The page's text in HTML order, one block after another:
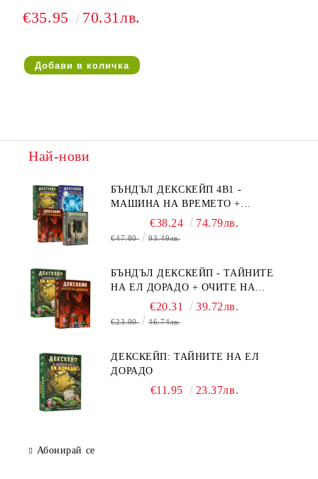
€35.95 70.31лв.
Най-нови
БЪНДЪЛ ДЕКСКЕЙП 4В1 -
МАШИНА НА ВРЕМЕТО +
БЯГСТВО ОТ АЛКАТРАЗ +
ТАЙНИТЕ НА ЕЛ ДОРАДО +
€38.24 74.79лв.
€47.80 93.49лв.
БЪНДЪЛ ДЕКСКЕЙП - ТАЙНИТЕ
НА ЕЛ ДОРАДО + ОЧИТЕ НА
ДРАКОНА€20.31 39.72лв.
€23.90 46.74лв.
ДЕКСКЕЙП: ТАЙНИТЕ НА ЕЛ
ДОРАДО
€11.95 23.37лв.
Абонирай се